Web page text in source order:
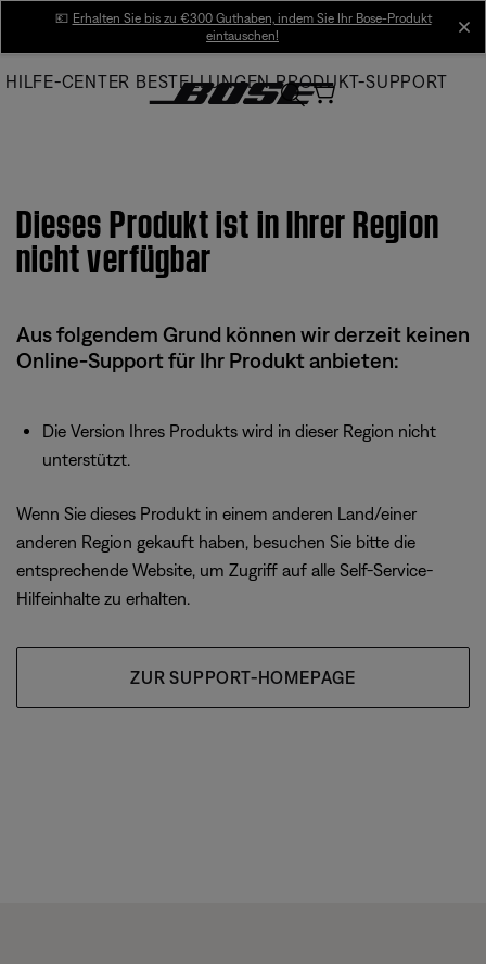
Main
💶 Erhalten Sie bis zu €300 Guthaben, indem Sie Ihr Bose-Produkt
eintauschen!
HILFE-CENTER BESTELLUNGEN PRODUKT-SUPPORT
Dieses Produkt ist in Ihrer Region
nicht verfügbar
Aus folgendem Grund können wir derzeit keinen
Online-Support für Ihr Produkt anbieten:
Die Version Ihres Produkts wird in dieser Region nicht
unterstützt.
Wenn Sie dieses Produkt in einem anderen Land/einer
anderen Region gekauft haben, besuchen Sie bitte die
entsprechende Website, um Zugriff auf alle Self-Service-
Hilfeinhalte zu erhalten.
ZUR SUPPORT-HOMEPAGE